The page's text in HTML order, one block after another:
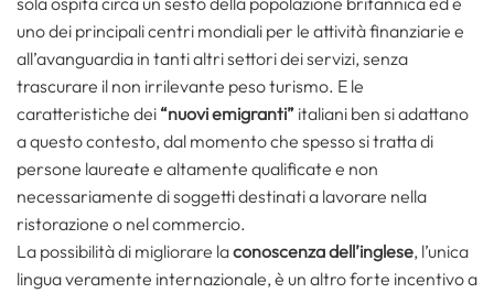
uno dei principali centri mondiali per le attività finanziarie e
all’avanguardia in tanti altri settori dei servizi, senza
trascurare il non irrilevante peso turismo. E le
caratteristiche dei “nuovi emigranti” italiani ben si adattano
a questo contesto, dal momento che spesso si tratta di
persone laureate e altamente qualificate e non
necessariamente di soggetti destinati a lavorare nella
ristorazione o nel commercio.
La possibilità di migliorare laconoscenza dell’inglese, l’unica
lingua veramente internazionale, è un altro forte incentivo a